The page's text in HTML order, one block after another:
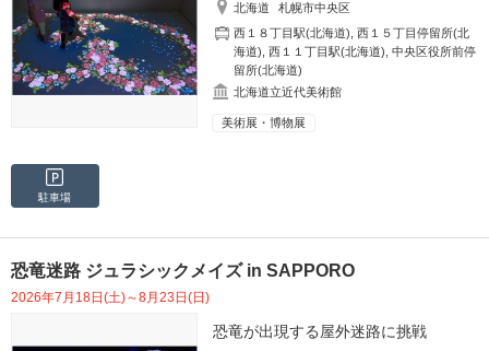
北海道
札幌市中央区
西１８丁目駅(北海道) ,西１５丁目停留所(北
海道) ,西１１丁目駅(北海道) ,中央区役所前停
留所(北海道)
北海道立近代美術館
美術展・博物展
駐車場
恐竜迷路 ジュラシックメイズ in SAPPORO
2026年7月18日(土)～8月23日(日)
恐竜が出現する屋外迷路に挑戦